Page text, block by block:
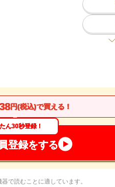
円(税込)で買える！
ん30秒登録！
登録をする
で読むことに適しています。